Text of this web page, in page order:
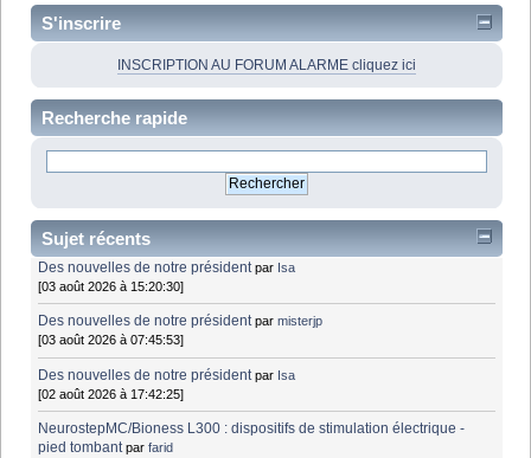
S'inscrire
INSCRIPTION AU FORUM ALARME cliquez ici
Recherche rapide
Sujet récents
Des nouvelles de notre président par Isa
[03 août 2026 à 15:20:30]
Des nouvelles de notre président parmisterjp
[03 août 2026 à 07:45:53]
Des nouvelles de notre président par Isa
[02 août 2026 à 17:42:25]
NeurostepMC/Bioness L300 : dispositifs de stimulation électrique -
pied tombant parfarid